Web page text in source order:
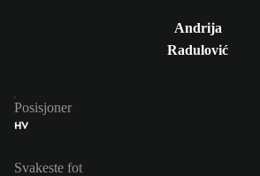
Andrija
Radulović
Posisjoner
HV
Svakeste fot